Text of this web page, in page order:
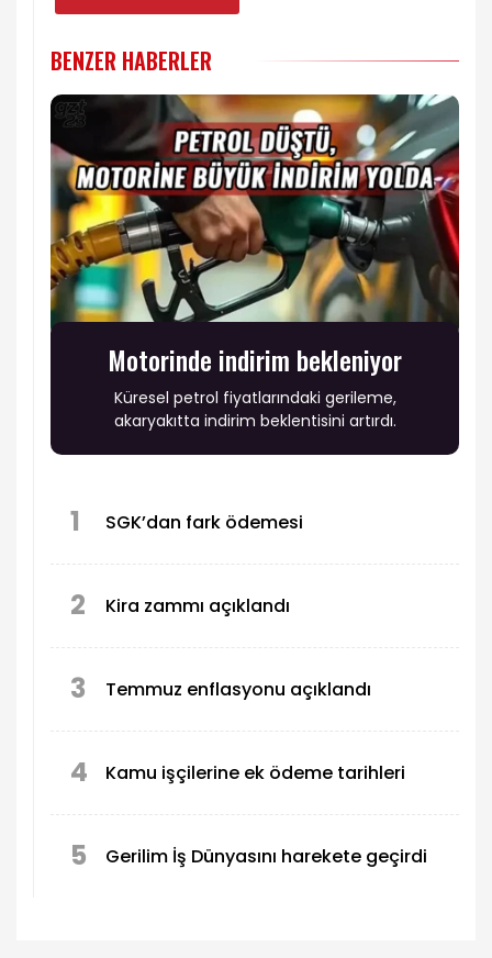
BENZER HABERLER
Motorinde indirim bekleniyor
Küresel petrol fiyatlarındaki gerileme,
akaryakıtta indirim beklentisini artırdı.
1 SGK’dan fark ödemesi
2 Kira zammı açıklandı
3 Temmuz enflasyonu açıklandı
4 Kamu işçilerine ek ödeme tarihleri
5 Gerilim İş Dünyasını harekete geçirdi